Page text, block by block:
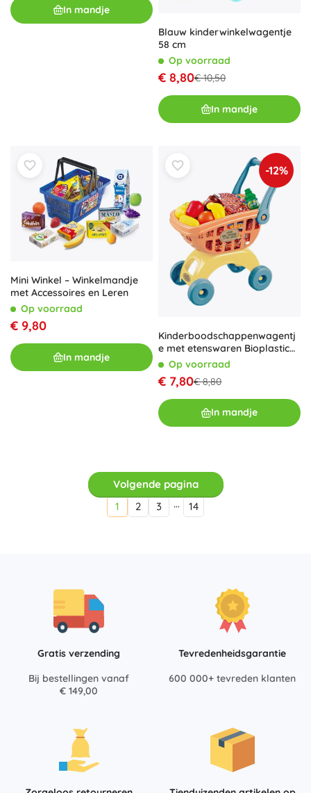
In mandje
Blauw kinderwinkelwagentje
58 cm
Op voorraad
€ 8,80€ 10,50
In mandje
Mini Winkel – Winkelmandje
met Accessoires en Leren
Op voorraad
€ 9,80
In mandje
-12%
Kinderboodschappenwagentj
e met etenswaren Bioplastic
41,5 cm
Op voorraad
€ 7,80€ 8,80
In mandje
Volgende pagina
1
2 3 … 14
Gratis verzending
Bij bestellingen vanaf
€ 149,00
Tevredenheidsgarantie
600 000+ tevreden klanten